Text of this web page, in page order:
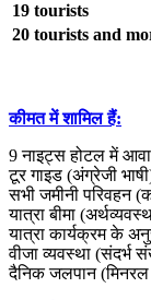
19 tourists
20 tourists and
कीमत में शामिल हैं:
9 नाइट्स होटल में
टूर गाइड (अंग्रेजी
सभी जमीनी परिवहन
यात्रा बीमा
यात्रा कार्यक्रम के
वीजा व्यवस्था (संदर्भ
दैनिक जलपान (मिनरल